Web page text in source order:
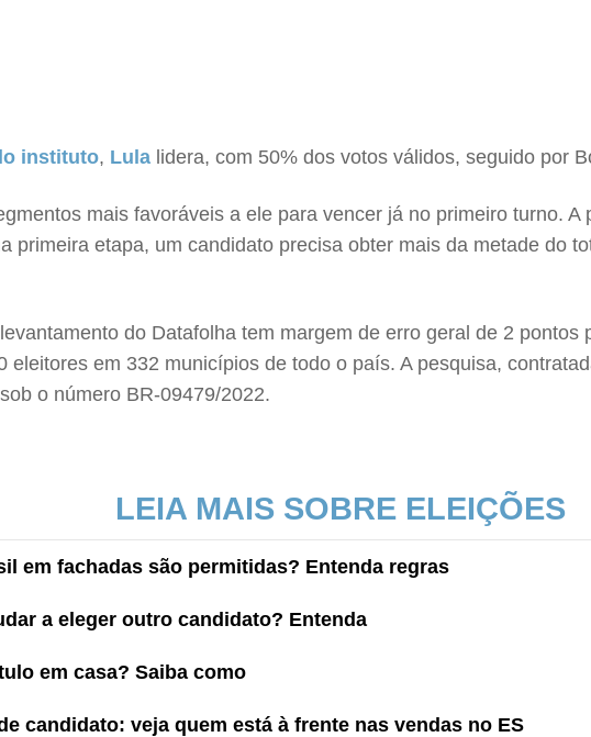
instituto, Lula lidera, com 50% dos votos válidos, seguido por
mais favoráveis a ele para vencer já no primeiro turno.
primeira etapa, um candidato precisa obter mais da metade do
do Datafolha tem margem de erro geral de 2
eleitores em 332 municípios de todo o país. A pesquisa,
sob o número BR-09479/2022.
LEIA MAIS SOBRE ELEIÇÕES
em fachadas são permitidas? Entenda regras
a eleger outro candidato? Entenda
em casa? Saiba como
candidato: veja quem está à frente nas vendas no ES